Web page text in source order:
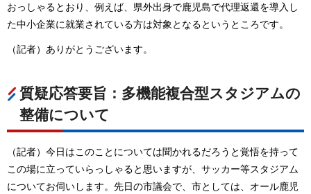
おっしゃるとおり、例えば、県外出身で鹿児島で代理返還を導入し
た中小企業に就業されている方は対象となるというところです。
（記者）ありがとうございます。
質疑応答要旨：多機能複合型スタジアムの
整備について
（記者）今日はこのことについては聞かれるだろうと覚悟を持って
この場に立っていらっしゃると思いますが、サッカー等スタジアム
についてお伺いします。先日の市議会で、市としては、オール鹿児